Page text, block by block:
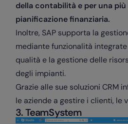
della contabilità e per una
pianificazione finanziaria.
Inoltre, SAP supporta la
mediante funzionalità
qualità e la gestione delle
degli impianti.
Grazie alle sue soluzioni CRM
le aziende a gestire i clienti, le
3. TeamSystem